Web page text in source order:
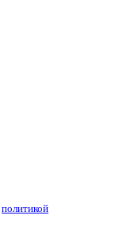
политикой